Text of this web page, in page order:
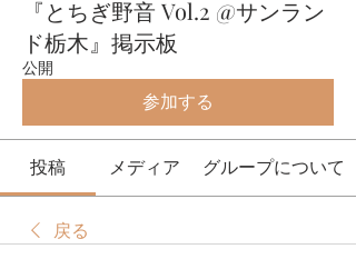
『とちぎ野音 Vol.2 @サンラン
ド栃木』掲示板
公開
参加する
投稿 メディア グループについて
戻る